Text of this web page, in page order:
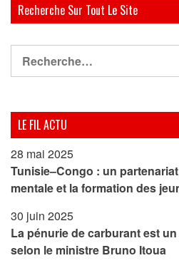
Recherche Sur Tout Le Site
LE FIL ACTU
28 mai 2025
Tunisie–Congo : un
mentale et la formation des
30 juin 2025
La pénurie de carburant est
selon le ministre Bruno Itoua